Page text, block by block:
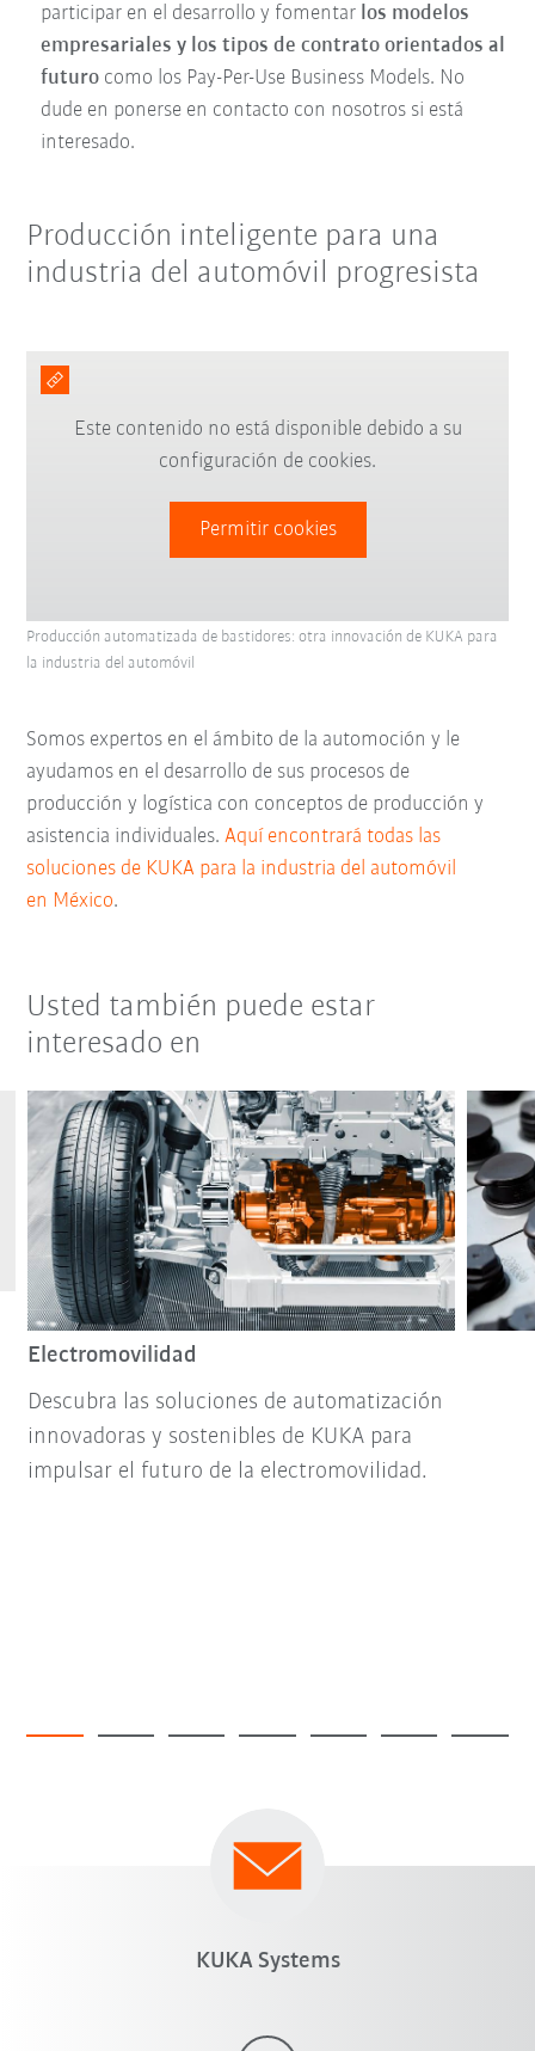
participar en el desarrollo y fomentar los modelos
empresariales y los tipos de contrato orientados al
futuro como los Pay-Per-Use Business Models. No
dude en ponerse en contacto con nosotros si está
interesado.
Producción inteligente para una
industria del automóvil progresista
Este contenido no está disponible debido a su
configuración de cookies.
Permitir cookies
Producción automatizada de bastidores: otra innovación de KUKA para
la industria del automóvil
Somos expertos en el ámbito de la automoción y le
ayudamos en el desarrollo de sus procesos de
producción y logística con conceptos de producción y
asistencia individuales.Aquí encontrará todas las
soluciones de KUKA para la industria del automóvil
en México.
Usted también puede estar
interesado en
Electromovilidad
Descubra las soluciones de automatización
innovadoras y sostenibles de KUKA para
impulsar el futuro de la electromovilidad.
KUKA Systems